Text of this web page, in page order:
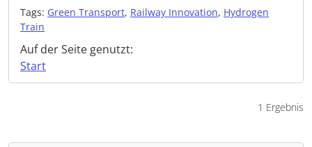
Tags: Green Transport, Railway Innovation, Hydrogen
Train
Auf der Seite genutzt:
Start
1 Ergebnis